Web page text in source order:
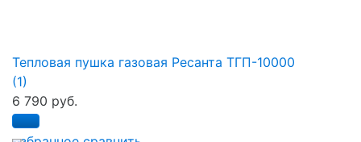
Тепловая пушка газовая Ресанта ТГП-10000
(1)
6 790 руб.